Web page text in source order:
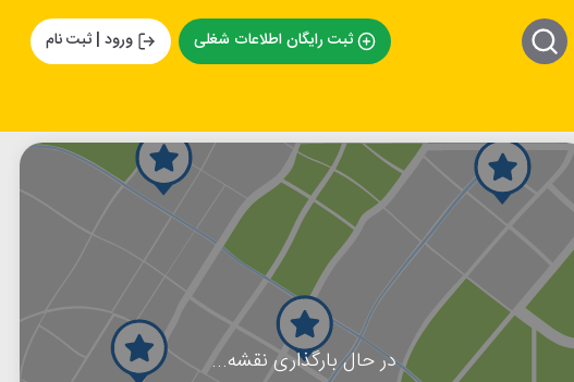
ثبت رایگان اطلاعات شغلی ورود | ثبت نام
در حال بارگذاری نقشه...